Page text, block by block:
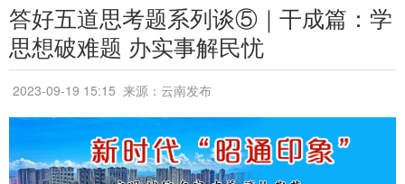
答好五道思考题系列谈⑤｜干成篇：学
思想破难题 办实事解民忧
2023-09-19 15:15 来源：云南发布